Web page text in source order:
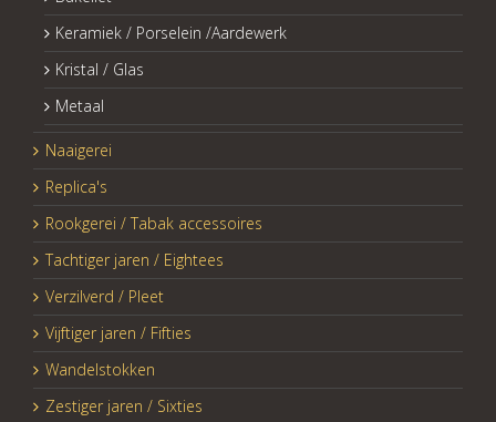
Keramiek / Porselein /Aardewerk
Kristal / Glas
Metaal
Naaigerei
Replica's
Rookgerei / Tabak accessoires
Tachtiger jaren / Eightees
Verzilverd / Pleet
Vijftiger jaren / Fifties
Wandelstokken
Zestiger jaren / Sixties